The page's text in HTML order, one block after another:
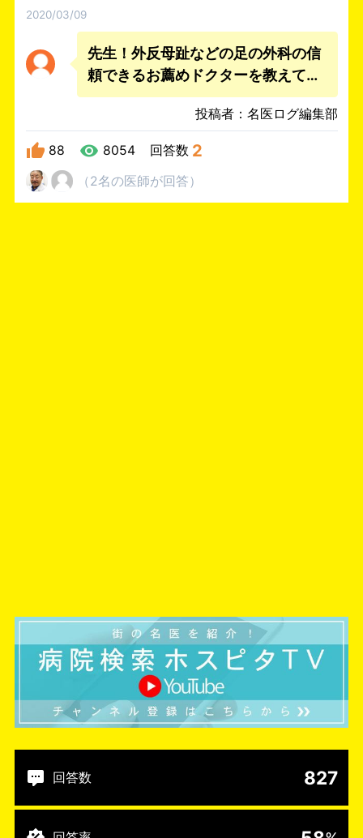
2020/03/09
先生！外反母趾などの足の外科の信
頼できるお薦めドクターを教えて下
さい。
投稿者：名医ログ編集部
88 8054 回答数 2
（2名の医師が回答）
回答数 827